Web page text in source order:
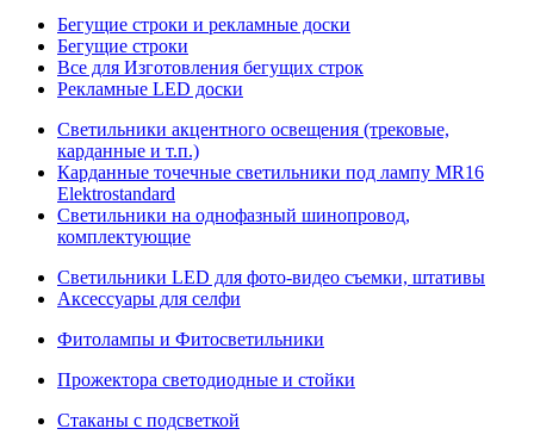
Бегущие строки и рекламные доски
Бегущие строки
Все для Изготовления бегущих строк
Рекламные LED доски
Светильники акцентного освещения (трековые,
карданные и т.п.)
Карданные точечные светильники под лампу MR16
Elektrostandard
Светильники на однофазный шинопровод,
комплектующие
Светильники LED для фото-видео съемки, штативы
Аксессуары для селфи
Фитолампы и Фитосветильники
Прожектора светодиодные и стойки
Стаканы с подсветкой